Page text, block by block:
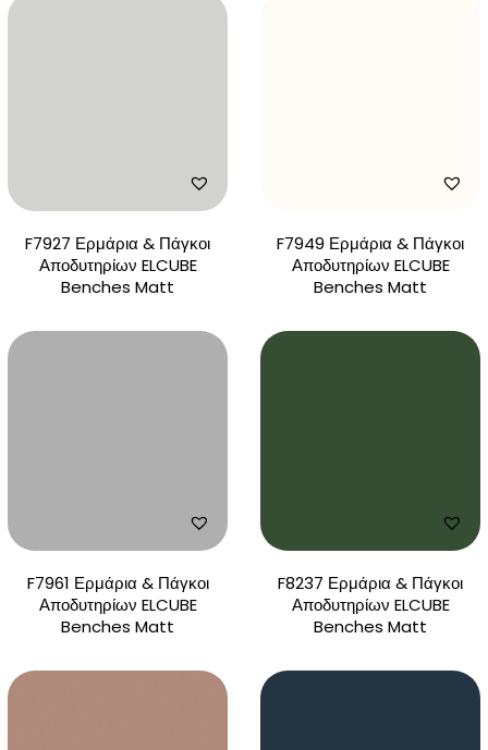
F7927 Ερμάρια & Πάγκοι
Αποδυτηρίων ELCUBE
Benches Matt
F7949 Ερμάρια & Πάγκοι
Αποδυτηρίων ELCUBE
Benches Matt
F7961 Ερμάρια & Πάγκοι
Αποδυτηρίων ELCUBE
Benches Matt
F8237 Ερμάρια & Πάγκοι
Αποδυτηρίων ELCUBE
Benches Matt